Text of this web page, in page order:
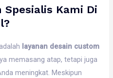
Kami Di
layanan desain custom
memasang atap, tetapi juga
meningkat. Meskipun